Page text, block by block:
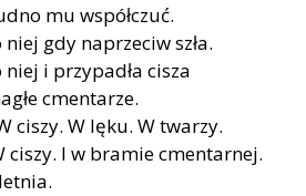
mu współczuć.
gdy naprzeciw szła.
i przypadła cisza
cmentarze.
ciszy. W lęku. W twarzy.
ciszy. I w bramie cmentarnej.